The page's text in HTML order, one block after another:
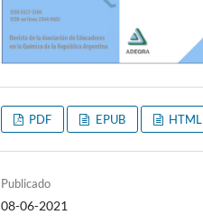
PDF EPUB HTML
Publicado
08-06-2021